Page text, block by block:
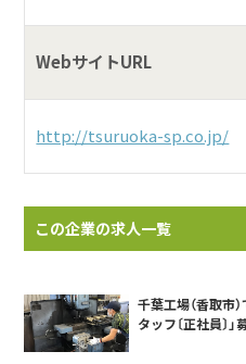
WebサイトURL
http://tsuruoka-sp.co.jp/
この企業の求人一覧
千葉工場（香取市
タッフ〔正社員〕